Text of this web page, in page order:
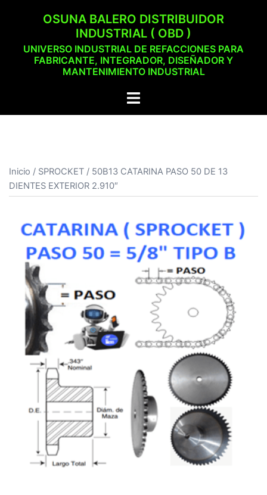
OSUNA BALERO DISTRIBUIDOR
INDUSTRIAL ( OBD )
UNIVERSO INDUSTRIAL DE REFACCIONES PARA
FABRICANTE, INTEGRADOR, DISEÑADOR Y
MANTENIMIENTO INDUSTRIAL
Alternar
Inicio / SPROCKET / 50B13 CATARINA PASO 50 DE 13
DIENTES EXTERIOR 2.910″